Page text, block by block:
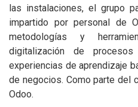
las instalaciones, el grupo
impartido por personal de
metodologías y
digitalización de
experiencias de aprendizaje
de negocios. Como parte del
Odoo.